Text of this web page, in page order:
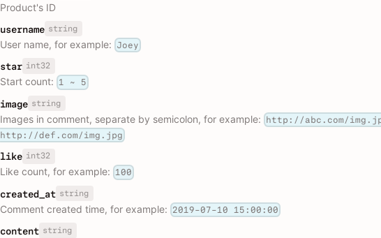
Product's ID
username string
User name, for example: Joey
star int32
Start count: 1 ~ 5
image string
Images in comment, separate by semicolon, for example: http://abc.com/
http://def.com/img.jpg
like int32
Like count, for example: 100
created_at string
Comment created time, for example: 2019-07-10 15:00:00
content string